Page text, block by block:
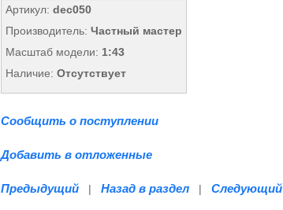
Артикул: dec050
Производитель: Частный мастер
Масштаб модели: 1:43
Наличие: Отсутствует
Сообщить о поступлении
Добавить в отложенные
Предыдущий | Назад в раздел | Следующий